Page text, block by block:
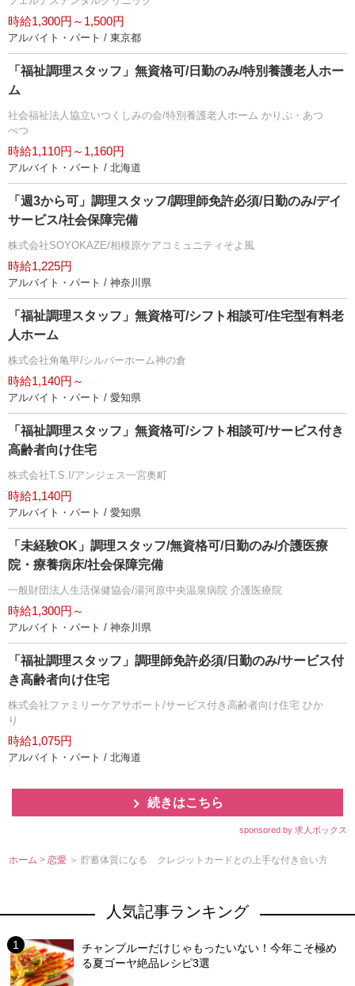
時給1,300円～1,500円
アルバイト・パート / 東京都
「福祉調理スタッフ」無資格可/日勤のみ/特別養護老人ホー
ム
社会福祉法人協立いつくしみの会/特別養護老人ホーム かりぷ・あつ
べつ
時給1,110円～1,160円
アルバイト・パート / 北海道
「週3から可」調理スタッフ/調理師免許必須/日勤のみ/デイ
サービス/社会保障完備
株式会社SOYOKAZE/相模原ケアコミュニティそよ風
時給1,225円
アルバイト・パート / 神奈川県
「福祉調理スタッフ」無資格可/シフト相談可/住宅型有料老
人ホーム
株式会社角亀甲/シルバーホーム神の倉
時給1,140円～
アルバイト・パート / 愛知県
「福祉調理スタッフ」無資格可/シフト相談可/サービス付き
高齢者向け住宅
株式会社T.S.I/アンジェス一宮奥町
時給1,140円
アルバイト・パート / 愛知県
「未経験OK」調理スタッフ/無資格可/日勤のみ/介護医療
院・療養病床/社会保障完備
一般財団法人生活保健協会/湯河原中央温泉病院 介護医療院
時給1,300円～
アルバイト・パート / 神奈川県
「福祉調理スタッフ」調理師免許必須/日勤のみ/サービス付
き高齢者向け住宅
株式会社ファミリーケアサポート/サービス付き高齢者向け住宅 ひか
り
時給1,075円
アルバイト・パート / 北海道
続きはこちら
sponsored by 求人ボックス
ホーム >恋愛 ＞ 貯蓄体質になる クレジットカードとの上手な付き合い方
人気記事ランキング
チャンプルーだけじゃもったいない！今年こそ極め
る夏ゴーヤ絶品レシピ3選